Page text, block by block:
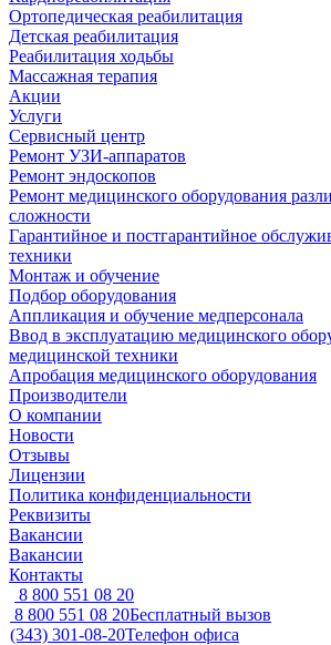
Ортопедическая реабилитация
Детская реабилитация
Реабилитация ходьбы
Массажная терапия
Акции
Услуги
Сервисный центр
Ремонт УЗИ-аппаратов
Ремонт эндоскопов
Ремонт медицинского оборудования
сложности
Гарантийное и постгарантийное
техники
Монтаж и обучение
Подбор оборудования
Аппликация и обучение медперсонала
Ввод в эксплуатацию медицинского
медицинской техники
Апробация медицинского оборудования
Производители
О компании
Новости
Отзывы
Лицензии
Политика конфиденциальности
Реквизиты
Вакансии
Вакансии
Контакты
8 800 551 08 20
8 800 551 08 20Бесплатный вызов
(343) 301-08-20Телефон офиса